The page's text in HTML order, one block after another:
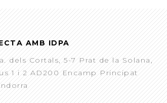
AMB IDPA
dels Cortals, 5-7 Prat de la Solana,
1 i 2 AD200 Encamp Principat